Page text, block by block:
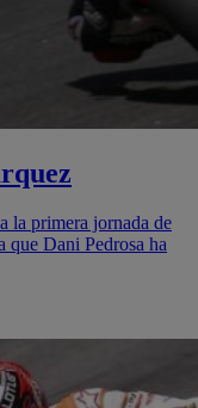
la primera jornada de
que Dani Pedrosa ha